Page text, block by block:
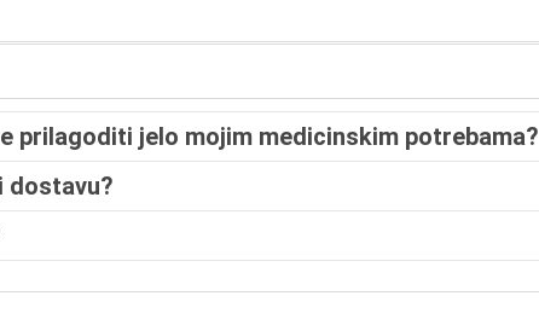
prilagoditi jelo mojim medicinskim potrebama?
dostavu?